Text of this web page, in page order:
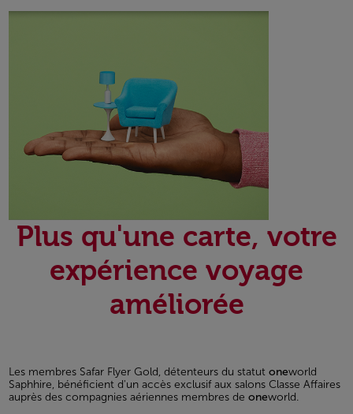
Plus qu'une carte, votre
expérience voyage
améliorée
Les membres Safar Flyer Gold, détenteurs du statut oneworld
Saphhire, bénéficient d'un accès exclusif aux salons Classe Affaires
auprès des compagnies aériennes membres de oneworld.